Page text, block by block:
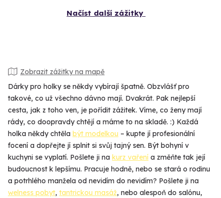
Načíst další zážitky
Zobrazit zážitky na mapě
Dárky pro holky se někdy vybírají špatně. Obzvlášť pro
takové, co už všechno dávno mají. Dvakrát. Pak nejlepší
cesta, jak z toho ven, je pořídit zážitek. Víme, co ženy mají
rády, co doopravdy chtějí a máme to na skladě. :) Každá
holka někdy chtěla být modelkou – kupte jí profesionální
focení a dopřejte jí splnit si svůj tajný sen. Být bohyní v
kuchyni se vyplatí. Pošlete ji na kurz vaření a změňte tak její
budoucnost k lepšímu. Pracuje hodně, nebo se stará o rodinu
a potrhlého manžela od nevidím do nevidím? Pošlete ji na
welness pobyt, tantrickou masáž, nebo alespoň do salónu,